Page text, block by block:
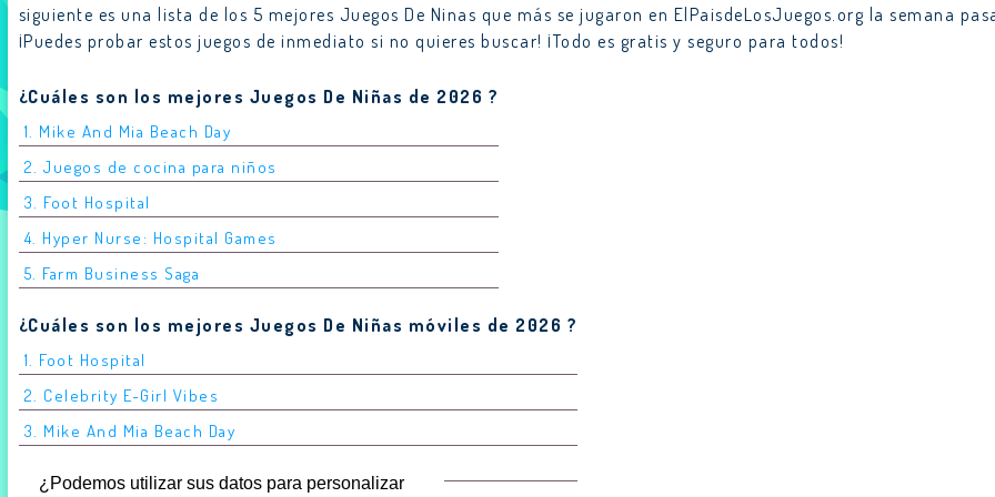
¿Podemos utilizar sus datos para personalizar
siguiente es una lista de los 5 mejores Juegos De Ninas que más se jugaron en ElPaisdeLosJuegos.org la semana
¡Puedes probar estos juegos de inmediato si no quieres buscar! ¡Todo es gratis y seguro para todos!
¿Cuáles son los mejores Juegos De Niñas de 2026 ?
1. Mike And Mia Beach Day
2. Juegos de cocina para niños
3. Foot Hospital
4. Hyper Nurse: Hospital Games
5. Farm Business Saga
¿Cuáles son los mejores Juegos De Niñas móviles de 2026 ?
1. Foot Hospital
2. Celebrity E-Girl Vibes
3. Mike And Mia Beach Day